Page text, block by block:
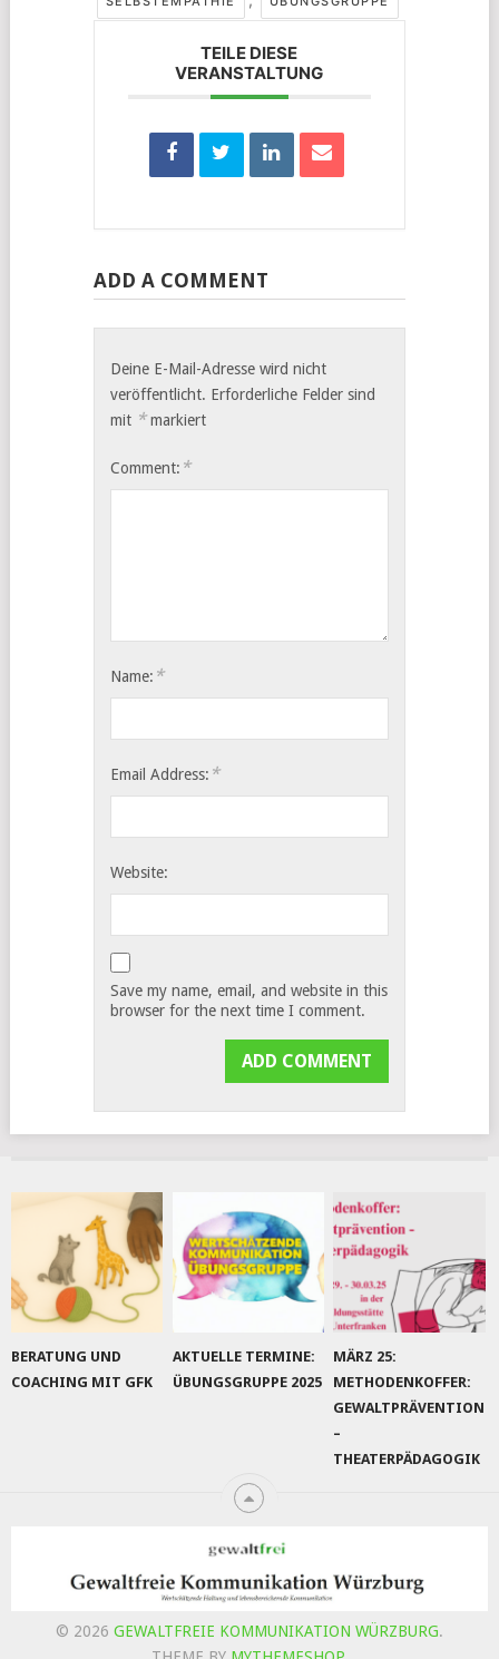
TEILE DIESE
VERANSTALTUNG
ADD A COMMENT
Deine E-Mail-Adresse wird nicht
veröffentlicht. Erforderliche Felder sind
mit *markiert
Comment: *
Name: *
Email Address: *
Website:
Save my name, email, and website in this
browser for the next time I comment.
BERATUNG UND
COACHING MIT GFK
AKTUELLE TERMINE:
ÜBUNGSGRUPPE 2025
MÄRZ 25:
METHODENKOFFER:
GEWALTPRÄVENTION
–
THEATERPÄDAGOGIK
© 2026 GEWALTFREIE KOMMUNIKATION WÜRZBURG.